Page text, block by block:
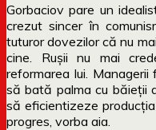
Gorbaciov pare un
crezut sincer în
tuturor dovezilor că nu
cine. Rușii nu mai
reformarea lui.
să bată palma cu băieții
să eficientizeze
progres, vorba aia.